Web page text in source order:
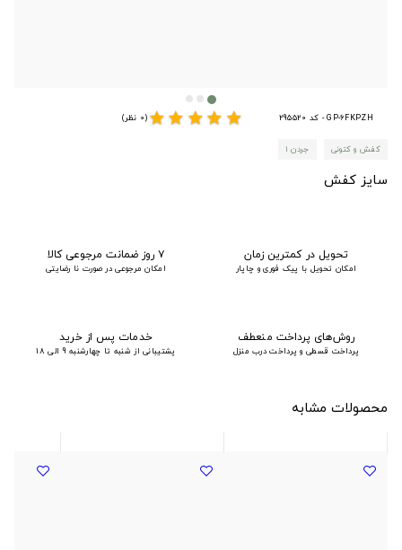
GP-6FKPZH - کد 295520 star
star
star
star
star(0 نظر)
کفش و کتونی جردن ۱
سایز کفش
تحویل در کمترین زمان
امکان تحویل با پیک فوری و چاپار
۷ روز ضمانت مرجوعی کالا
امکان مرجوعی در صورت نا رضایتی
روش‌های پرداخت منعطف
پرداخت قسطی و پرداخت درب منزل
خدمات پس از خرید
پشتیبانی از شنبه تا چهارشنبه 9 الی 18
محصولات مشابه